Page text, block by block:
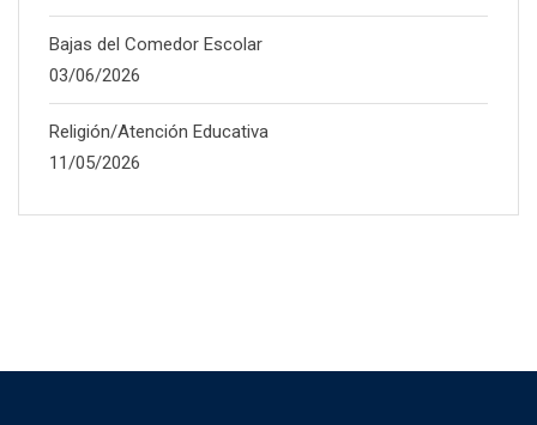
Bajas del Comedor Escolar
03/06/2026
Religión/Atención Educativa
11/05/2026